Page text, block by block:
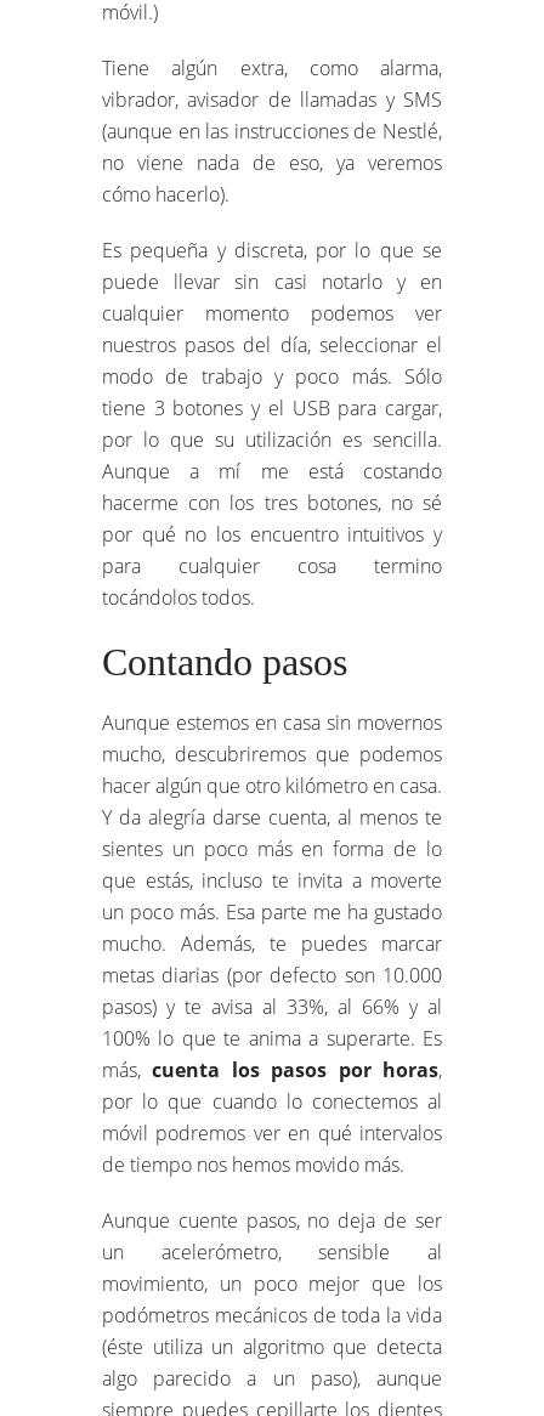
móvil.)
Tiene algún extra, como alarma,
vibrador, avisador de llamadas y SMS
(aunque en las instrucciones de Nestlé,
no viene nada de eso, ya veremos
cómo hacerlo).
Es pequeña y discreta, por lo que se
puede llevar sin casi notarlo y en
cualquier momento podemos ver
nuestros pasos del día, seleccionar el
modo de trabajo y poco más. Sólo
tiene 3 botones y el USB para cargar,
por lo que su utilización es sencilla.
Aunque a mí me está costando
hacerme con los tres botones, no sé
por qué no los encuentro intuitivos y
para cualquier cosa termino
tocándolos todos.
Contando pasos
Aunque estemos en casa sin movernos
mucho, descubriremos que podemos
hacer algún que otro kilómetro en casa.
Y da alegría darse cuenta, al menos te
sientes un poco más en forma de lo
que estás, incluso te invita a moverte
un poco más. Esa parte me ha gustado
mucho. Además, te puedes marcar
metas diarias (por defecto son 10.000
pasos) y te avisa al 33%, al 66% y al
100% lo que te anima a superarte. Es
más,cuenta los pasos por horas,
por lo que cuando lo conectemos al
móvil podremos ver en qué intervalos
de tiempo nos hemos movido más.
Aunque cuente pasos, no deja de ser
un acelerómetro, sensible al
movimiento, un poco mejor que los
podómetros mecánicos de toda la vida
(éste utiliza un algoritmo que detecta
algo parecido a un paso), aunque
siempre puedes cepillarte los dientes